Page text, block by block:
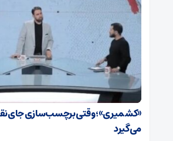
«کشمیری»؛ وقتی برچسب‌سازی جای نقد
می‌گیرد